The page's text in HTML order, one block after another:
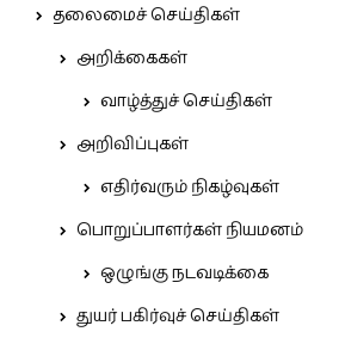
தலைமைச் செய்திகள்
அறிக்கைகள்
வாழ்த்துச் செய்திகள்
அறிவிப்புகள்
எதிர்வரும் நிகழ்வுகள்
பொறுப்பாளர்கள் நியமனம்
ஒழுங்கு நடவடிக்கை
துயர் பகிர்வுச் செய்திகள்